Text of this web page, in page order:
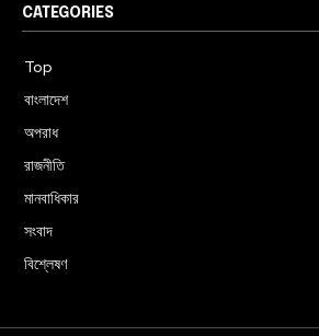
CATEGORIES
Top
বাংলাদেশ
অপরাধ
রাজনীতি
মানবাধিকার
সংবাদ
বিশ্লেষণ